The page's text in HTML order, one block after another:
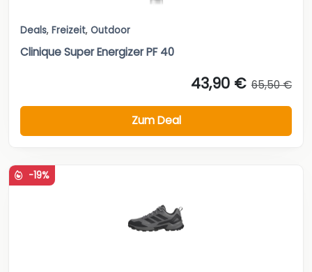
Deals, Freizeit, Outdoor
Clinique Super Energizer PF 40
43,90 € 65,50 €
Zum Deal
-19%